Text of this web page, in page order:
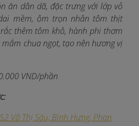
ăn dân dã, đặc trưng với lớp vỏ
mềm, ôm trọn nhân tôm thịt
thêm tôm khô, hành phi thơm
chua ngọt, tạo nên hương vị
VND/phần
Võ Thị Sáu, Bình Hưng, Phan